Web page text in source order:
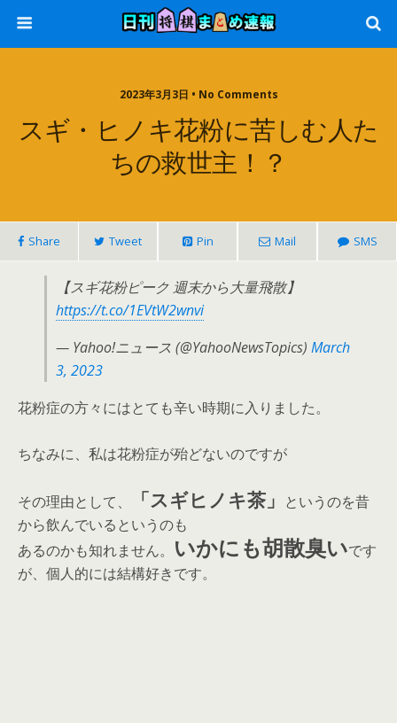
2023年3月3日 • No Comments
スギ・ヒノキ花粉に苦しむ人た
ちの救世主！？
Share Tweet Pin Mail SMS
【スギ花粉ピーク 週末から大量飛散】
https://t.co/1EVtW2wnvi
— Yahoo!ニュース (@YahooNewsTopics) March
3, 2023
花粉症の方々にはとても辛い時期に入りました。
ちなみに、私は花粉症が殆どないのですが
その理由として、 「スギヒノキ茶」 というのを昔
から飲んでいるというのも
あるのかも知れません。 いかにも胡散臭いです
が、個人的には結構好きです。